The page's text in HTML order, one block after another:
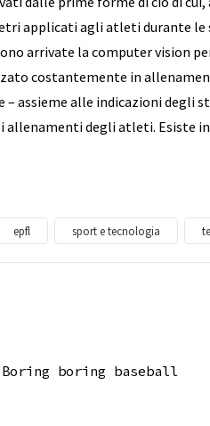
applicati agli atleti durante le
arrivate la computer vision
costantemente in
– assieme alle indicazioni degli
allenamenti degli atleti. Esiste
epfl sport e tecnologia
Boring boring baseball